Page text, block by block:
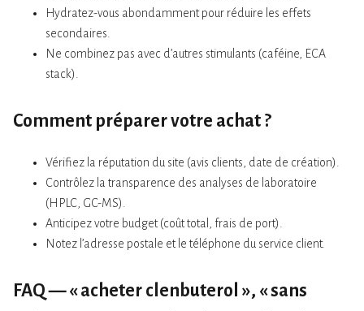
Hydratez-vous abondamment pour réduire les effets
secondaires.
Ne combinez pas avec d’autres stimulants (caféine, ECA
stack).
Comment préparer votre achat ?
Vérifiez la réputation du site (avis clients, date de création).
Contrôlez la transparence des analyses de laboratoire
(HPLC, GC-MS).
Anticipez votre budget (coût total, frais de port).
Notez l’adresse postale et le téléphone du service client.
FAQ — « acheter clenbuterol », « sans